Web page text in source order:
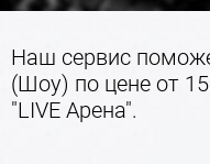
Наш сервис
(Шоу) по цене от
"LIVE Арена".